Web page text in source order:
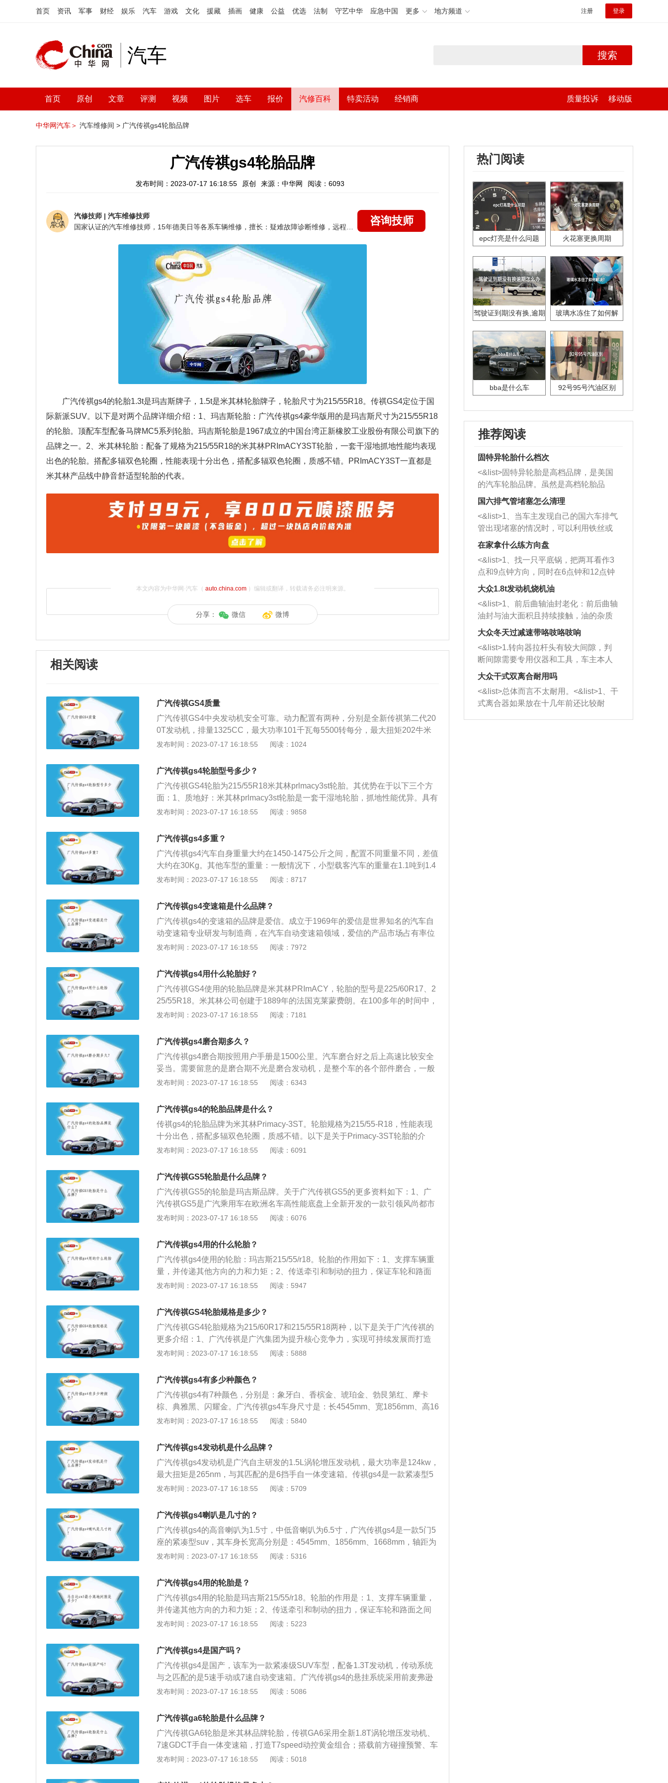
首页 资讯 军事 财经 娱乐 汽车 游戏 文化 援藏 插画 健康 公益 优选 法制 守艺中华 应急中国 更多 地方频道 注册 登录
汽车 搜索
首页 原创 文章 评测 视频 图片 选车 报价 汽修百科 特卖活动 经销商 质量投诉 移动版
中华网汽车＞ 汽车维修间 > 广汽传祺gs4轮胎品牌
广汽传祺gs4轮胎品牌
发布时间：2023-07-17 16:18:55 原创 来源：中华网 阅读：6093
汽修技师 | 汽车维修技师
咨询技师
广汽传祺gs4的轮胎1.3t是玛吉斯牌子，1.5t是米其林轮胎牌子，轮胎尺寸为215/55R18。传祺GS4定位于国
际新派SUV。以下是对两个品牌详细介绍：1、玛吉斯轮胎：广汽传祺gs4豪华版用的是玛吉斯尺寸为215/55R18
的轮胎。顶配车型配备马牌MC5系列轮胎。玛吉斯轮胎是1967成立的中国台湾正新橡胶工业股份有限公司旗下的
品牌之一。2、米其林轮胎：配备了规格为215/55R18的米其林PRImACY3ST轮胎，一套干湿地抓地性能均表现
出色的轮胎。搭配多辐双色轮圈，性能表现十分出色，搭配多辐双色轮圈，质感不错。PRImACY3ST一直都是
米其林产品线中静音舒适型轮胎的代表。
本文内容为中华网·汽车（ auto.china.com）编辑或翻译，转载请务必注明来源。
分享： 微信 微博
相关阅读
广汽传祺GS4质量
广汽传祺GS4中央发动机安全可靠。动力配置有两种，分别是全新传祺第二代20
0T发动机，排量1325CC，最大功率101千瓦每5500转每分，最大扭矩202牛米
每1500到4200转每分。匹配的变速箱有5MT和7DCT。另一款发动机是全新的传
矩235牛米每1450到4250转每分。匹配的变速箱有6MT、7DCT、爱信6AT。颜
值为王，传祺GS4的设计在同价位车型中更具吸引力，这是赢得用户青睐和青睐
的重要因素。
发布时间：2023-07-17 16:18:55 阅读：1024
广汽传祺gs4轮胎型号多少？
广汽传祺GS4轮胎为215/55R18米其林prlmacy3st轮胎。其优势在于以下三个方
面：1、质地好：米其林prlmacy3st轮胎是一套干湿地轮胎，抓地性能优异。具有
良好的纹理，多辐双色车轮；2、防噪降噪：米其林prlmacy3st的四条纵向凹槽将
驶时的噪声，起到防噪降噪的作用；3、贴合地面：提供更好的抓地力：结合高
弹性胎面胶和轮胎块倒三角形设计，高弹性胎面可以更好地贴合地面，提供更强
的抓地力。
发布时间：2023-07-17 16:18:55 阅读：9858
广汽传祺gs4多重？
广汽传祺gs4汽车自身重量大约在1450-1475公斤之间，配置不同重量不同，差值
大约在30Kg。其他车型的重量：一般情况下，小型载客汽车的重量在1.1吨到1.4
吨之间，中高档汽车的车身重量在1.8吨到3.5吨之间，而大型的车辆车身重量会
度和安全性能的前提下，经常厂商会尽可能地降低汽车的重量，从而使汽车的动
力性能得到提高，减少燃油的消耗，降低汽车尾气的排放污染。
发布时间：2023-07-17 16:18:55 阅读：8717
广汽传祺gs4变速箱是什么品牌？
广汽传祺gs4的变速箱的品牌是爱信。成立于1969年的爱信是世界知名的汽车自
动变速箱专业研发与制造商，在汽车自动变速箱领域，爱信的产品市场占有率位
居世界第一。 广汽传祺gs4变速箱使用7挡湿式双离合变速箱。湿式双离合是指离
一种是湿式。 广汽传祺gs4的变速箱在日常使用中，要注意以下几点： 不可长时
间不更换变速箱油。虽然现在很多车型免维护变速箱油，但免维护不代表不更
换，长时间不更换变速箱油会导致变速箱内轴承、壳体等部件的损坏。避免长时
间空挡滑行。在驾驶手动挡车型时，很多“老司机”会采用空挡滑行的操作，但对
自动挡车型来说，空挡滑行会导致自动变速箱过热、再次挂入D挡时会产生一定
辆没有停稳时直接挂入反向挡位，这样对变速箱内齿轮的伤害较高，长时间的话
会造成打齿等故障。不要频繁D挡爬陡坡。在面对一些陡坡路段时，自动挡车辆
往往会因为高负荷而过热，或过早升挡导致爬坡无力，这时可以用手动模式限定
时，应使用板式拖车，在车辆处于N挡时移动至托板上，而不能使用拖车绳等，
发布时间：2023-07-17 16:18:55 阅读：7972
广汽传祺gs4用什么轮胎好？
广汽传祺GS4使用的轮胎品牌是米其林PRImACY，轮胎的型号是225/60R17、2
25/55R18。米其林公司创建于1889年的法国克莱蒙费朗。在100多年的时间中，
米其林公司经历了持续不断的创新和发展。现拥有世界五大洲的业务运营以及位
营销。广汽传祺GS4的轮胎在日常使用中，要注意以下几点：定期检查轮胎表面
是否有裂纹、变形等缺陷。由于行驶磨损，轮胎的胎面花纹沟逐渐变浅。如果花
纹磨平了，就会失去排水防滑的功能，汽车的各项性能都会大打折扣，看似微小
的裂纹就是高速行驶时爆胎的隐患。此外，应注意立即清除沟槽中的卵石；停车
尽量择平地。防止汽车在有厚的、尖锐的或锋利的石头的道路上停车。汽车不得
驶员不得转动方向盘。这样的操作会加速轮胎的磨损；散热不要泼水。在炎热的
天气或高速行驶时，轮胎容易过热，同时气压也会增加。此时应停车散热，严禁
放气减压或泼水降温，防止胎面胶异常老化；防止突然刹车。尽量避免频繁使用
发布时间：2023-07-17 16:18:55 阅读：7181
广汽传祺gs4磨合期多久？
广汽传祺gs4磨合期按照用户手册是1500公里。汽车磨合好之后上高速比较安全
妥当。需要留意的是磨合期不光是磨合发动机，是整个车的各个部件磨合，一般
最初的200－500公里主要是磨合轮胎和刹车，所以不要急起步和急刹车，3000
期内需要注意以下方面：1、冷启动时应有一个热车过程,待水温有变化后再上路
行驶,一般在2-3分钟左右，夏天气温高容，适当热1分钟左右就可。2、在磨合期
以内的车辆最高车速不宜超过每小时100公里,但也不可长期低速行驶，注意档位
变化。3、车内不要过量载人载物。4、按照厂家或4S店要求，及时去做第一次保
养。
发布时间：2023-07-17 16:18:55 阅读：6343
广汽传祺gs4的轮胎品牌是什么？
传祺gs4的轮胎品牌为米其林Primacy-3ST。轮胎规格为215/55-R18，性能表现
十分出色，搭配多辐双色轮圈，质感不错。以下是关于Primacy-3ST轮胎的介
绍：1、Primacy-3ST浩悦胎面花纹采用变节距花块设计。四条纵向沟槽将胎面花
胎行驶过程中扰乱噪音，起到防噪降噪的作用。2、Primacy-3ST浩悦有着出色的
操控表现。源于它采用了米其林“FLEXMAX”技术，这种是一种由高柔性的胎面橡
胶和胎块倒角设计相结合的技术。高柔韧性的胎面橡胶可以让轮胎更好地贴合路
面，提供更强的抓地力；而胎宽倒角设计，让轮胎接地面积趋于最大化，进一步
提升轮胎的抓地力。
发布时间：2023-07-17 16:18:55 阅读：6091
广汽传祺GS5轮胎是什么品牌？
广汽传祺GS5的轮胎是玛吉斯品牌。关于广汽传祺GS5的更多资料如下：1、广
汽传祺GS5是广汽乘用车在欧洲名车高性能底盘上全新开发的一款引领风尚都市
SUV。外观时尚、动感，具有欧洲车型的舒适驾乘感和安全性，超越同级的世界
祺GS5配置2.0LDCVVT和1.8T两款发动机。2.0LDCVVT发动机动力充沛且燃油
经济性好；1.8T发动机动力更加强劲，能够使传祺GS5具备雪豹一样的爆发力。
发布时间：2023-07-17 16:18:55 阅读：6076
广汽传祺gs4用的什么轮胎？
广汽传祺gs4使用的轮胎：玛吉斯215/55/r18。轮胎的作用如下：1、支撑车辆重
量，并传递其他方向的力和力矩；2、传送牵引和制动的扭力，保证车轮和路面
之间的附着性；3、防止汽车零部件受到剧烈震动，适应车辆的高速性能并降低
V车型，配备1.3T发动机，传动系统与之匹配的是5速手动或7速自动变速箱。2、
广汽传祺gs4采用前麦弗逊、后多连杆的悬挂设计。
发布时间：2023-07-17 16:18:55 阅读：5947
广汽传祺GS4轮胎规格是多少？
广汽传祺GS4轮胎规格为215/60R17和215/55R18两种，以下是关于广汽传祺的
更多介绍：1、广汽传祺是广汽集团为提升核心竞争力，实现可持续发展而打造
的国产品牌。2010年12月，首款车传祺GA5轿车成功推出市场，随后陆续推出多
别进口品牌相抗衡的实力。广汽传祺已在科威特、阿联酋、智利、柬埔寨、尼日
利亚等14个国家布局了销售和服务渠道营销网络。3、广汽传祺传承了欧洲高端
品牌在操控性、舒适性和主动安全性等方面的优秀基因。采用世界先进的成熟底
盘平台和动力总成技术。
发布时间：2023-07-17 16:18:55 阅读：5888
广汽传祺gs4有多少种颜色？
广汽传祺gs4有7种颜色，分别是：象牙白、香槟金、琥珀金、勃艮第红、摩卡
棕、典雅黑、闪耀金。广汽传祺gs4车身尺寸是：长4545mm、宽1856mm、高16
68mm，轴距为2680mm，油箱容积为55l，行李箱容积为470l到1560l。广汽传祺
00转，最大扭矩是265牛米，最大扭矩转速是每分钟1700到4000转，与其匹配的
是6挡手动变速箱。
发布时间：2023-07-17 16:18:55 阅读：5840
广汽传祺gs4发动机是什么品牌？
广汽传祺gs4发动机是广汽自主研发的1.5L涡轮增压发动机，最大功率是124kw，
最大扭矩是265nm，与其匹配的是6挡手自一体变速箱。传祺gs4是一款紧凑型5
门5座suv，其长宽高分别为4545mm、1856mm、1668mm，轴距为2680mm，
弗逊式独立悬挂，后悬挂类型采用了多连杆式独立悬挂。
发布时间：2023-07-17 16:18:55 阅读：5709
广汽传祺gs4喇叭是几寸的？
广汽传祺gs4的高音喇叭为1.5寸，中低音喇叭为6.5寸，广汽传祺gs4是一款5门5
座的紧凑型suv，其车身长宽高分别是：4545mm、1856mm、1668mm，轴距为
2680mm，油箱容积为55l，行李箱容积为470l。传祺gs4搭载了1.5t直列4缸涡轮
匹配的是6挡手动变速箱。
发布时间：2023-07-17 16:18:55 阅读：5316
广汽传祺gs4用的轮胎是？
广汽传祺gs4用的轮胎是玛吉斯215/55/r18。轮胎的作用是：1、支撑车辆重量，
并传递其他方向的力和力矩；2、传送牵引和制动的扭力，保证车轮和路面之间
的附着性；3、防止汽车零部件受到剧烈震动，适应车辆的高速性能并降低行驶
m、1856mm、1668mm，轴距为2680mm，油箱容积为55l，行李箱容积为470
发布时间：2023-07-17 16:18:55 阅读：5223
广汽传祺gs4是国产吗？
广汽传祺gs4是国产，该车为一款紧凑级SUV车型，配备1.3T发动机，传动系统
与之匹配的是5速手动或7速自动变速箱。广汽传祺gs4的悬挂系统采用前麦弗逊
悬挂、后多连杆的悬挂设计。广汽传祺gs4的长宽高分别为4510mm、1852mm、
能、智能网手机远程监控安防系统、AFS智能前大灯随动转向系统、内藏一键式
防夹天窗、全方位保护六安全气囊、自动防眩目内后视镜加带雨量感应功能以及
自动雨刮。
发布时间：2023-07-17 16:18:55 阅读：5086
广汽传祺ga6轮胎是什么品牌？
广汽传祺GA6轮胎是米其林品牌轮胎，传祺GA6采用全新1.8T涡轮增压发动机、
7速GDCT手自一体变速箱，打造T7speed动控黄金组合；搭载前方碰撞预警、车
道偏离预警、盲区监测系统、360度全景泊车影像系统等科技配置，代表中国品
车身尺寸方面，传祺GA6长宽高分别为4891mm、1850mm、1505mm。
发布时间：2023-07-17 16:18:55 阅读：5018
热门阅读
epc灯亮是什么问题 火花塞更换周期
驾驶证到期没有换,逾期
玻璃水冻住了如何解
bba是什么车 92号95号汽油区别
推荐阅读
固特异轮胎什么档次
<&list>固特异轮胎是高档品牌，是美国
的汽车轮胎品牌。虽然是高档轮胎品
牌，但是中高低端的轮胎都有生产，这
也是为了更好的开拓市场。
国六排气管堵塞怎么清理
<&list>1、当车主发现自己的国六车排气
管出现堵塞的情况时，可以利用铁丝或
者是细棍，直接将杂物给取出来，如果
堵塞情况比较严重，也可以采取应急措
施。 <&list>2、直接利用木棍将所有的
杂物推到排气管里面的位置处，然后将
三元催化器拆解开，就可以将堵塞的东
西取出来。但如果是因为积碳过多引起
的堵塞，就需要将三元催化器泡在草酸
洗剂对堵塞的情况得到解决，将清洗剂
放在燃油箱中，与燃油混合后，车辆启
动时，就可以和汽油一起进入到燃烧
室，最后形成废气排出，就可以让三元
催化器得到清洗，排气管堵塞的情况就
能够得到解决。
在家拿什么练方向盘
<&list>1、找一只平底锅，把两耳看作3
点和9点钟方向，同时在6点钟和12点钟
方向做一个标记。 <&list>2、双手握住
一圈半的练习，往右同样也要打相同的
圈数。 <&list>3、最后强调要反复练
习，这样就可以形成肌肉记忆，在真实
驾驶车辆时，不需要记忆也能打好方
向。
大众1.8t发动机烧机油
<&list>1、前后曲轴油封老化：前后曲轴
油封与油大面积且持续接触，油的杂质
和发动机内持续温度变化使其密封效果
逐渐减弱，导致渗油或漏油。<&list>2、
活塞间隙过大：积碳会使活塞环与缸体
的间隙扩大，导致机油流入燃烧室中，
造成烧机油。<&list>3、机油粘度。使用
机油粘度过小的话，同样会有烧机油现
象，机油粘度过小具有很好的流动性，
大众冬天过减速带咯吱咯吱响
<&list>1.转向器拉杆头有较大间隙，判
断间隙需要专用仪器和工具，车主本人
无法制作，需要将车辆送到修理厂或4s
店；<&list>2.车辆半轴套管防尘罩破
裂，破裂后会出现漏油现象，使半轴磨
损严重，磨损的半轴容易损坏，产生异
响；<&list>3.稳定器的转向胶套和球头
大众干式双离合耐用吗
<&list>总体而言不太耐用。<&list>1、干
式离合器如果放在十几年前还比较耐